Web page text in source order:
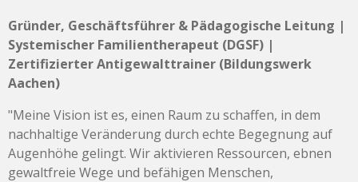
Gründer, Geschäftsführer & Pädagogische Leitung |
Systemischer Familientherapeut (DGSF) |
Zertifizierter Antigewalttrainer (Bildungswerk
Aachen)
"Meine Vision ist es, einen Raum zu schaffen, in dem
nachhaltige Veränderung durch echte Begegnung auf
Augenhöhe gelingt. Wir aktivieren Ressourcen, ebnen
gewaltfreie Wege und befähigen Menschen,